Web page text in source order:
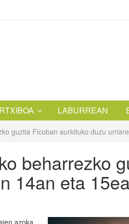
LABURREAN
guztia Ficoban aurkituko duzu
beharrezko
14an eta
azoka